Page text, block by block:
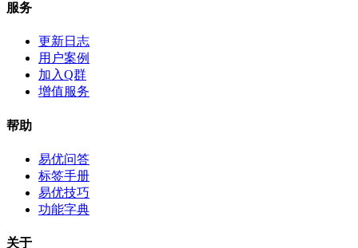
服务
更新日志
用户案例
加入Q群
增值服务
帮助
易优问答
标签手册
易优技巧
功能字典
关于